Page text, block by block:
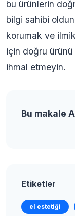
bu ürünlerin
bilgi sahibi
korumak ve
için doğru ürünü
ihmal etmeyin.
Bu makale
Etiketler
el estetiği